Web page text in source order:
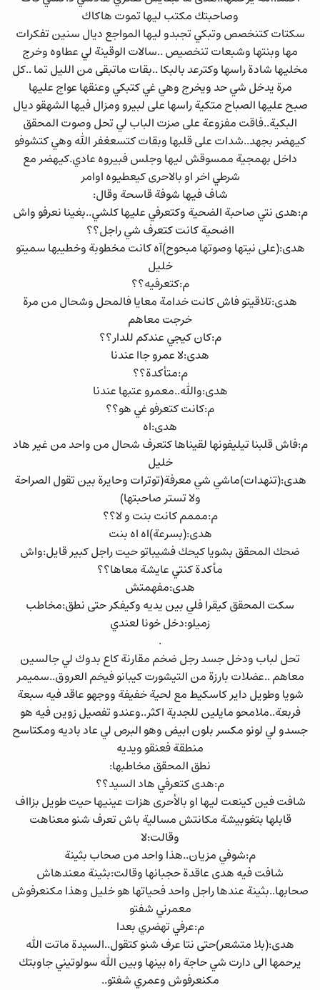
وصاحبتك مكتب ليها تموت هاكاك
سكتات كتنخصص وتبكي تجبدو ليها المواجع ديال سنين تفكرات
مها وبنتها وشبعات تنخصيص ..سالات الوقينة لي عطاوه وخرج
مخليها شادة راسها وكترعد بالبكا ..بقات ماتبقى من الليل تما ..كل
مرة يدخل شي حد ويخرج وهي غي كتبكي وعنقها عواج عليها
صبح عليها الصباح متكية راسها على لبيرو ومزال فيها الشهقو ديال
البكية..فاقت مفزوعة على صزت الباب لي تحل وصوت المحقق
كيهضر بجهد..شدات على قلبها وبقات كتسعغفر الله وهي كتشوفو
داخل بهمجية ممسوقش ليها وجلس فبيروه عادي.كيهضر مع
شرطي اخر او بالاحرى كيعطيوه اوامر
شاف فيها شوفة قاسحة وقال:
م:هدى نتي صاحبة الضحية وكتعرفي عليها كلشي..بغينا نعرفو واش
ااضحية كانت كتعرف شي راجل؟؟
هدى:(على نيتها وصوتها مبحوح)آه كانت مخطوبة وخطيبها سميتو
خليل
م:كتعرفيه؟؟
هدى:تلاقيتو فاش كانت خدامة معايا فالمحل وشحال من مرة
خرجت معاهم
م:كان كيجي عندكم للدار؟؟
هدى:لا عمرو جاا عندنا
م:متأكدة؟؟
هدى:والله..معمرو عتبها عندنا
م:كانت كتعرفو غي هو؟؟
هدى:اه
م:فاش قلبنا تيليفونها لقيناها كتعرف شحال من واحد من غير هاد
خليل
هدى:(تنهدات)ماشي شي معرفة(توترات وحايرة بين تقول الصراحة
ولا تستر صاحبتها)
م:مممم كانت بنت و لا؟؟
هدى:(بسرعة)اه اه بنت
ضحك المحقق بشويا كيحك فشيباتو حيت راجل كبير قايل:واش
مأكدة كنتي عايشة معاها؟؟
هدى:مفهمتش
سكت المحقق كيقرا فلي بين يديه وكيفكر حتى نطق:مخاطب
زميلو:دخل خونا لعندي
.
تحل لباب ودخل جسد رجل ضخم مقارنة كاع بدوك لي جالسين
معاهم ..عضلات بارزة من التيشورت كيبانو فيخم العروق..سميمر
شويا وطويل داير كاسكيط مع لحية خفيفة ووجهو عاقد فيه سبعة
فربعة..ملامحو مايلين للجدية اكثر..وعندو تفصيل زوين فيه هو
جسدو لي لونو مكسر بلون ابيض وهو البرص لي عاد باديه ومكتاسح
منطقة فعنقو ويديه
نطق المحقق مخاطبها:
م:هدى كتعرفي هاد السيد؟؟
شافت فين كينعت ليها او بالأحرى هزات عينيها حيت طويل بزااف
قابلها بتغوبيشة مكانتش مسالية باش تعرف شنو معناهت
وقالت:لا
م:شوفي مزيان..هذا واحد من صحاب بثينة
شافت فيه هدى عاقدة حجبانها وقالت:بثينة معندهاش
صحابها..بثينة عندها راجل واحد فحياتها هو خليل وهذا مكنعرفوش
معمرني شفتو
م:عرفي تهضري بعدا
هدى:(بلا متشعر)حتى نتا عرف شنو كتقول..السيدة ماتت الله
يرحمها الى دارت شي حاجة راه بينها وبين الله سولوتيني جاوبتك
مكنعرفوش وعمري شفتو..